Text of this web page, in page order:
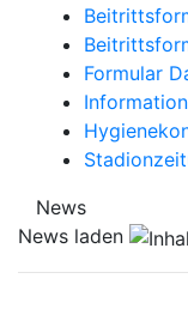
Formular
News
News laden